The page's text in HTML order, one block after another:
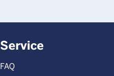
Service
FAQ